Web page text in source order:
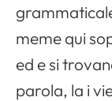
meme qui
ed e si
parola, la i